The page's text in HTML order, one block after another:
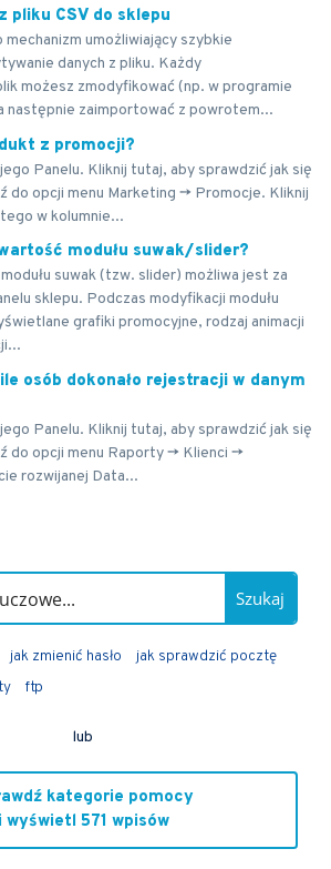
pliku CSV do sklepu
umożliwiający szybkie
danych z pliku. Każdy
możesz zmodyfikować (np. w programie
następnie zaimportować z powrotem...
z promocji?
Panelu. Kliknij tutaj, aby sprawdzić jak się
do opcji menu Marketing -> Promocje. Kliknij
w kolumnie...
modułu suwak/slider?
suwak (tzw. slider) możliwa jest za
sklepu. Podczas modyfikacji modułu
grafiki promocyjne, rodzaj animacji
osób dokonało rejestracji w danym
Panelu. Kliknij tutaj, aby sprawdzić jak się
do opcji menu Raporty -> Klienci ->
rozwijanej Data...
Szukaj
jak zmienić hasło
jak sprawdzić pocztę
ftp
lub
kategorie pomocy
i wyświetl 571 wpisów